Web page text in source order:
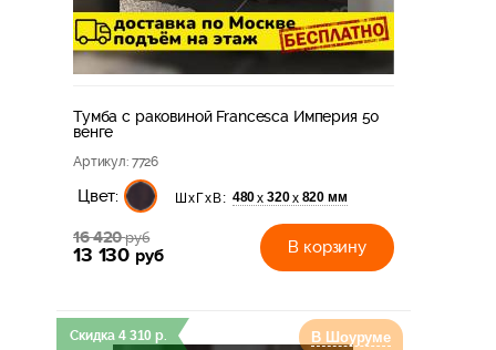
Тумба с раковиной Francesca Империя 50
венге
Артикул: 7726
Цвет: ШхГхВ: 480х 320х 820 мм
16 420руб
13 130 руб В корзину
Скидка 4 310 р. В Шоуруме